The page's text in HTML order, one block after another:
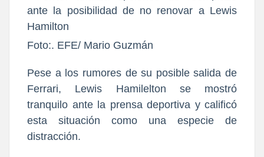
Foto:. EFE/ Mario Guzmán
Pese a los rumores de su posible salida de
Ferrari, Lewis Hamilelton
se mostró
tranquilo ante la prensa deportiva y calificó
esta situación como una especie de
distracción.